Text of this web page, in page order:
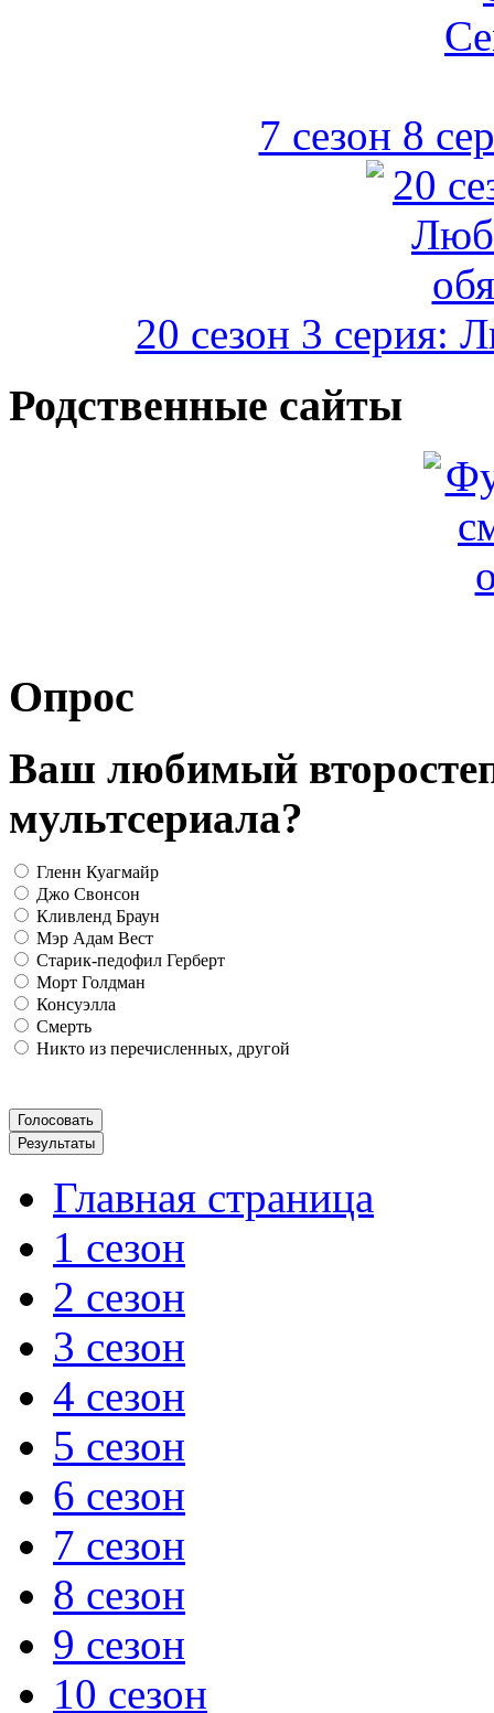
7 сезон 8
20 сезон 3 серия:
Родственные сайты
Опрос
Ваш любимый
мультсериала?
Гленн Куагмайр
Джо Свонсон
Кливленд Браун
Мэр Адам Вест
Старик-педофил Герберт
Морт Голдман
Консуэлла
Смерть
Никто из перечисленных, другой
Главная страница
1 сезон
2 сезон
3 сезон
4 сезон
5 сезон
6 сезон
7 сезон
8 сезон
9 сезон
10 сезон